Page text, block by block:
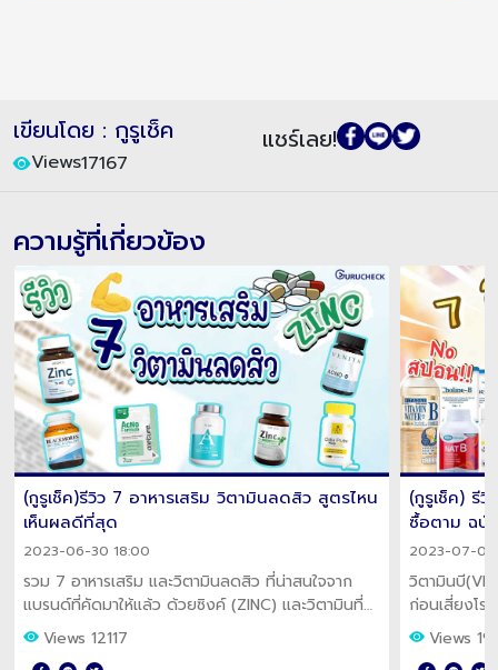
เขียนโดย : กูรูเช็ค
Views17167
แชร์เลย!
ความรู้ที่เกี่ยวข้อง
(กูรูเช็ค)รีวิว 7 อาหารเสริม วิตามินลดสิว สูตรไหน
เห็นผลดีที่สุด
2023-06-30 18:00
รวม 7 อาหารเสริม และวิตามินลดสิว ที่น่าสนใจจาก
แบรนด์ที่คัดมาให้แล้ว ด้วยซิงค์ (ZINC) และวิตามินที่
เป็นตัวช่วยดูแลปัญหาสิว ผิวมัน ที่กวนใจ
Views 12117
(กูรูเช็ค) รี
ซื้อตาม ฉบั
2023-07-05
วิตามินบี
ก่อนเสี่ยงโร
Views